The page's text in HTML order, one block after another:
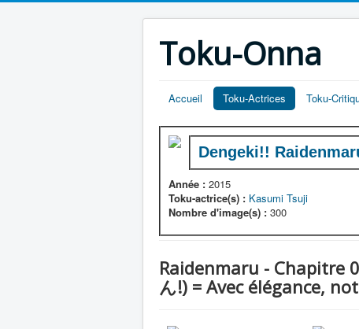
Toku-Onna
Accueil Toku-Actrices Toku-
Dengeki!!
Année : 2015
Toku-actrice(s) : Kasumi Tsuji
Nombre d'image(s) : 300
Raidenmaru - Chapitre
ん!) = Avec élégance,